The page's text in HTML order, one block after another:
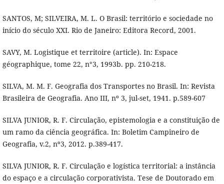
SANTOS, M; SILVEIRA, M. L. O Brasil: território e sociedade no
início do século XXI. Rio de Janeiro: Editora Record, 2001.
SAVY, M. Logistique et territoire (article). In: Espace
géographique, tome 22, n°3, 1993b. pp. 210-218.
SILVA, M. M. F. Geografia dos Transportes no Brasil. In: Revista
Brasileira de Geografia. Ano III, nº 3, jul-set, 1941. p.589-607
SILVA JUNIOR, R. F. Circulação, epistemologia e a constituição de
um ramo da ciência geográfica. In: Boletim Campineiro de
Geografia, v.2, nº3, 2012. p.389-417.
SILVA JUNIOR, R. F. Circulação e logística territorial: a instância
do espaço e a circulação corporativista. Tese de Doutorado em